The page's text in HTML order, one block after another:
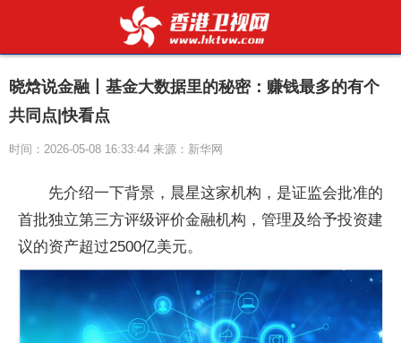
晓焓说金融丨基金大数据里的秘密：赚钱最多的有个
共同点|快看点
时间：2026-05-08 16:33:44 来源：新华网
先介绍一下背景，晨星这家机构，是证监会批准的
首批独立第三方评级评价金融机构，管理及给予投资建
议的资产超过2500亿美元。